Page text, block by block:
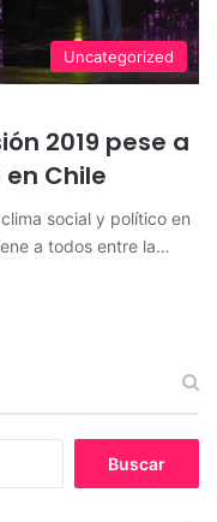
Uncategorized
2019 pese a
Chile
social y político en
a todos entre la…